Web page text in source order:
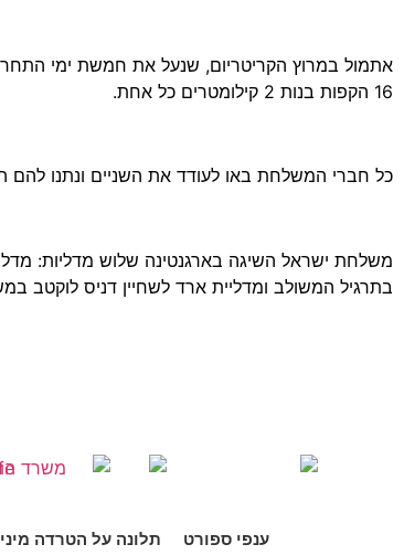
16 הקפות בנות 2 קילומטרים כל אחת.
כל חברי המשלחת באו לעודד את השניים ונתנו להם
בתרגיל המשולב ומדליית ארד לשחיין דניס לוקטב במשחה ל-200
ענפי ספורט תלונה על הטרדה